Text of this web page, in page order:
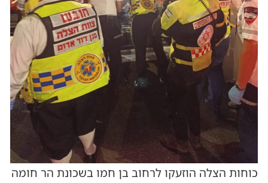
כוחות הצלה הוזעקו לרחוב בן חמו בשכונת הר חומה